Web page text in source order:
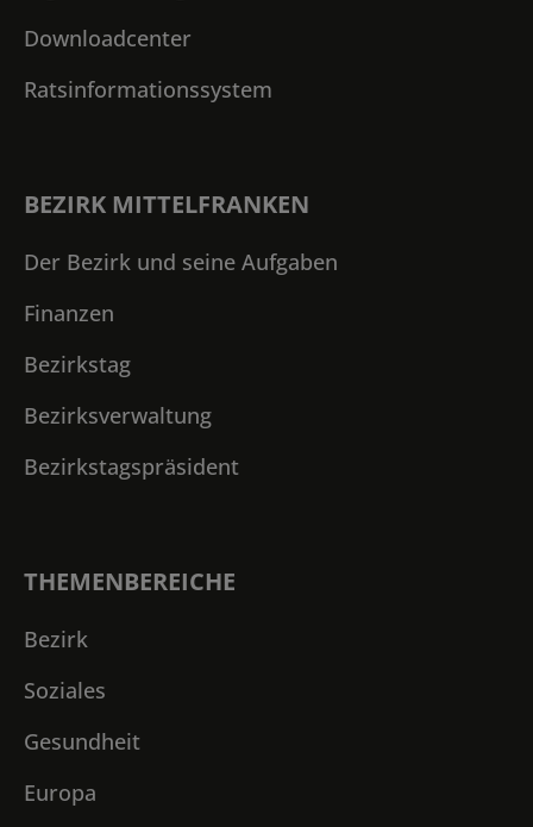
Downloadcenter
Ratsinformationssystem
BEZIRK MITTELFRANKEN
Der Bezirk und seine Aufgaben
Finanzen
Bezirkstag
Bezirksverwaltung
Bezirkstagspräsident
THEMENBEREICHE
Bezirk
Soziales
Gesundheit
Europa